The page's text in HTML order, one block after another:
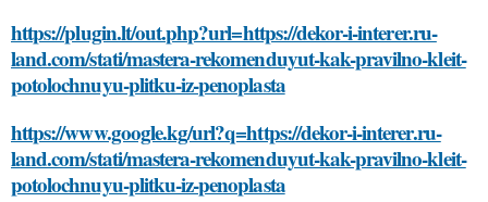
https://plugin.lt/out.php?url=https://dekor-i-interer.ru-
land.com/stati/mastera-rekomenduyut-kak-pravilno-kleit-
potolochnuyu-plitku-iz-penoplasta
https://www.google.kg/url?q=https://dekor-i-interer.ru-
land.com/stati/mastera-rekomenduyut-kak-pravilno-kleit-
potolochnuyu-plitku-iz-penoplasta